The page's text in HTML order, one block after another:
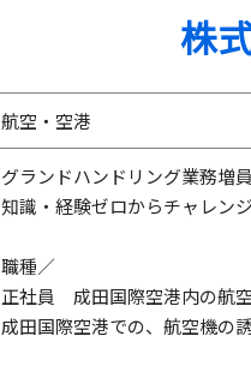
株
航空・空港
グランドハンドリング業務増
知識・経験ゼロからチャレンジ
職種／
正社員 成田国際空港内の航
成田国際空港での、航空機の